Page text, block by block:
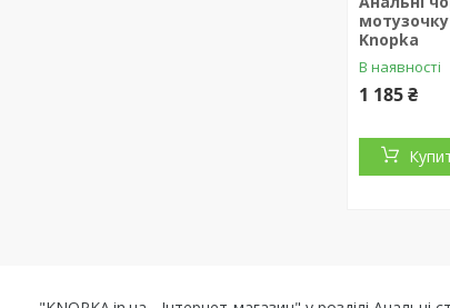
Knopka
В наявності
1 185 ₴